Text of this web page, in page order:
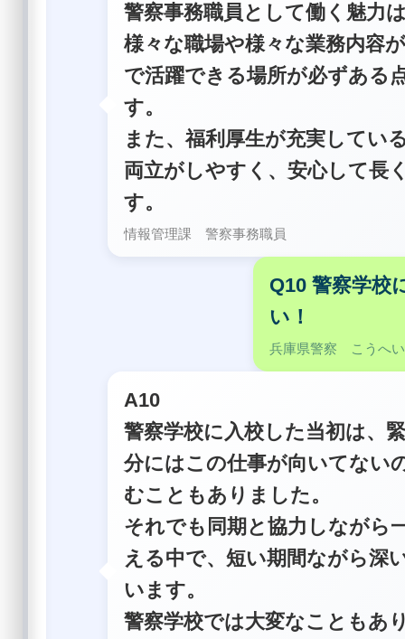
警察事務職員として働く魅力
様々な職場や様々な業務内容
で活躍できる場所が必ずある
す。
また、福利厚生が充実してい
両立がしやすく、安心して長
す。
情報管理課 警察事務職員
Q10 警察学校
い！
兵庫県警察 こうへ
A10
警察学校に入校した当初は、
分にはこの仕事が向いてない
むこともありました。
それでも同期と協力しながら
える中で、短い期間ながら深
います。
警察学校では大変なこともあ